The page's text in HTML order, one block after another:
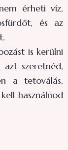
érheti víz,
és az
is kerülni
szeretnéd,
a tetoválás,
használnod